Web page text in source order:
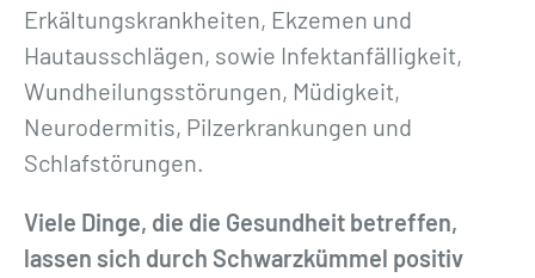
Erkältungskrankheiten, Ekzemen und
Hautausschlägen, sowie Infektanfälligkeit,
Wundheilungsstörungen, Müdigkeit,
Neurodermitis, Pilzerkrankungen und
Schlafstörungen.
Viele Dinge, die die Gesundheit betreffen,
lassen sich durch Schwarzkümmel positiv